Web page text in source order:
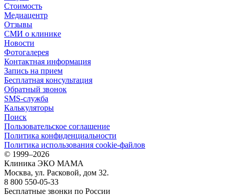
Стоимость
Медиацентр
Отзывы
СМИ о клинике
Новости
Фотогалерея
Контактная информация
Запись на прием
Бесплатная консультация
Обратный звонок
SMS-служба
Калькуляторы
Поиск
Пользовательское соглашение
Политика конфиденциальности
Политика использования cookie-файлов
© 1999–2026
Клиника ЭКО МАМА
Москва, ул. Расковой, дом 32.
8 800 550-05-33
Бесплатные звонки по России